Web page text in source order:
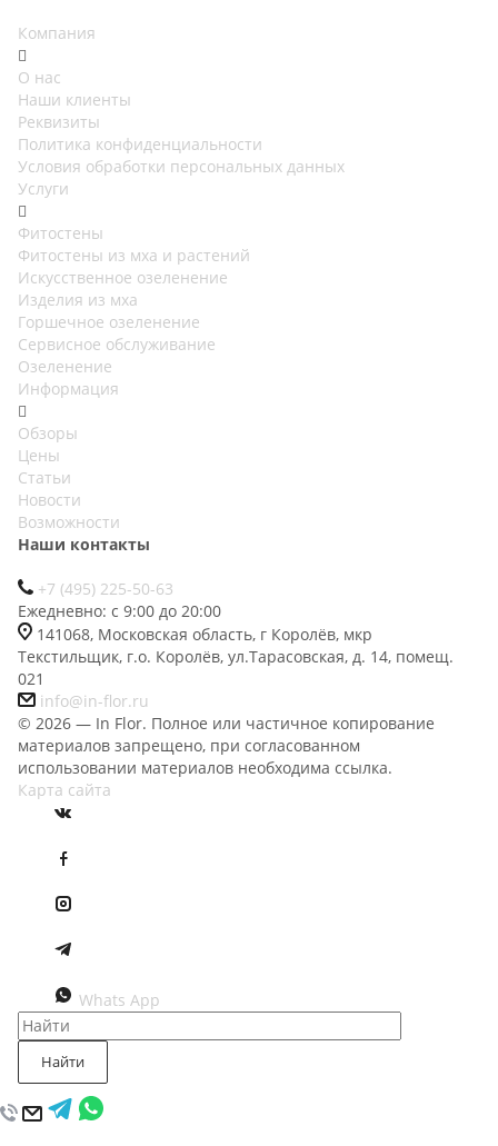
Компания
О нас
Наши клиенты
Реквизиты
Политика конфиденциальности
Условия обработки персональных данных
Услуги
Фитостены
Фитостены из мха и растений
Искусственное озеленение
Изделия из мха
Горшечное озеленение
Сервисное обслуживание
Озеленение
Информация
Обзоры
Цены
Статьи
Новости
Возможности
Наши контакты
+7 (495) 225-50-63
Ежедневно: с 9:00 до 20:00
141068, Московская область, г Королёв, мкр
Текстильщик, г.о. Королёв, ул.Тарасовская, д. 14, помещ.
021
info@in-flor.ru
© 2026 — In Flor. Полное или частичное копирование
материалов запрещено, при согласованном
использовании материалов необходима ссылка.
Карта сайта
Whats App
Найти